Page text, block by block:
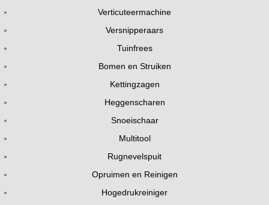
Verticuteermachine
Versnipperaars
Tuinfrees
Bomen en Struiken
Kettingzagen
Heggenscharen
Snoeischaar
Multitool
Rugnevelspuit
Opruimen en Reinigen
Hogedrukreiniger